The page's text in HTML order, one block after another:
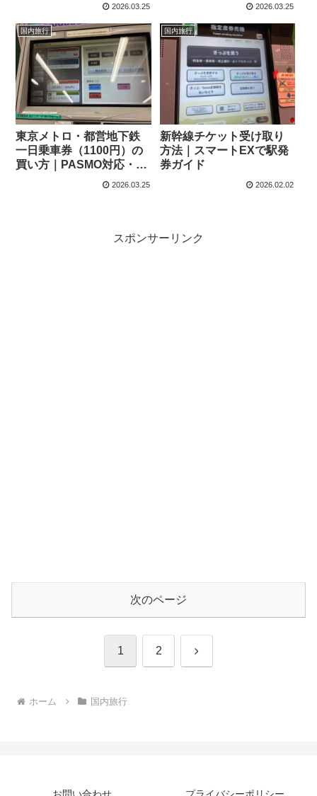
2026.03.25 2026.03.25
国内旅行
東京メトロ・都営地下鉄
一日乗車券（1100円）の
買い方｜PASMO対応・き
っぷ購入方法も解説
2026.03.25
国内旅行
新幹線チケット受け取り
方法｜スマートEXで駅発
券ガイド
2026.02.02
スポンサーリンク
次のページ
1 2 次
ホーム 国内旅行